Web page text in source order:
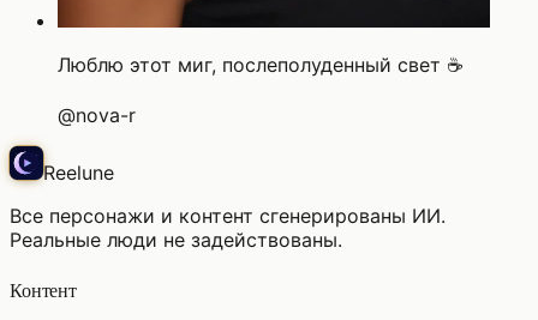
Люблю этот миг, послеполуденный свет ☕
@nova-r
Reelune
Все персонажи и контент сгенерированы ИИ.
Реальные люди не задействованы.
Контент